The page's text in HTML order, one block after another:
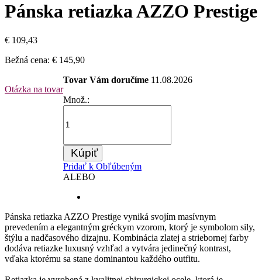
Pánska retiazka AZZO Prestige
€ 109,43
Bežná cena: € 145,90
Otázka na tovar
Tovar Vám doručíme 11.08.2026
Množ.:
Kúpiť
Pridať k Obľúbeným
ALEBO
Pánska retiazka AZZO Prestige vyniká svojím masívnym
prevedením a elegantným gréckym vzorom, ktorý je symbolom sily,
štýlu a nadčasového dizajnu. Kombinácia zlatej a striebornej farby
dodáva retiazke luxusný vzhľad a vytvára jedinečný kontrast,
vďaka ktorému sa stane dominantou každého outfitu.